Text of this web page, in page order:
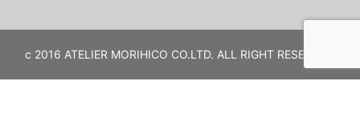
c 2016 ATELIER MORIHICO CO.LTD. ALL RIGHT RESERVED.